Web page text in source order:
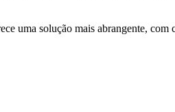
uma solução mais abrangente, com